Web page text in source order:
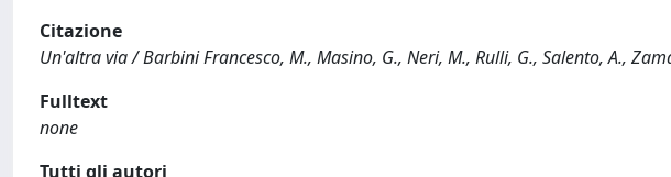
Citazione
Un'altra via / Barbini Francesco, M., Masino, G., Neri, M., Rulli, G., Salento, A.,
Fulltext
none
Tutti gli autori